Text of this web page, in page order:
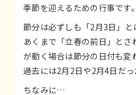
季節を迎えるための行事です。
節分は必ずしも「2月3日」と
あくまで「立春の前日」と
が動く場合は節分の日付も変
過去には2月2日や2月4日だっ
ちなみに…